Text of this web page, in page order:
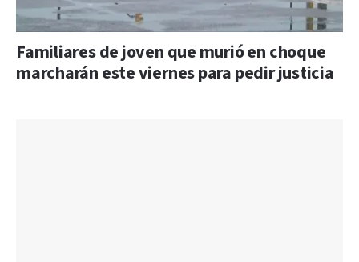
Familiares de joven que murió en choque
marcharán este viernes para pedir justicia